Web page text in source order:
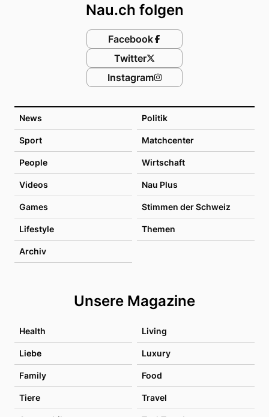
News Politik
Sport Matchcenter
People Wirtschaft
Videos Nau Plus
Games Stimmen der Schweiz
Lifestyle Themen
Archiv
Unsere Magazine
Health Living
Liebe Luxury
Family Food
Tiere Travel
Nau.ch folgen
Facebook
Twitter
Instagram